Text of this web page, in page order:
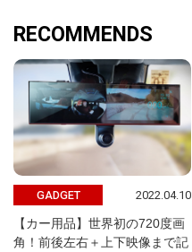
RECOMMENDS
GADGET 2022.04.10
【カー用品】世界初の720度画
角！前後左右＋上下映像まで記